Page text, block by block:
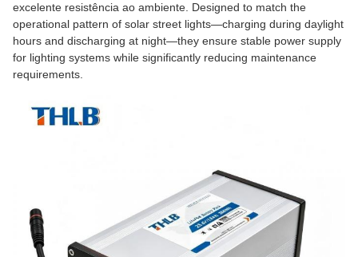
excelente resistência ao ambiente. Designed to match the
operational pattern of solar street lights—charging during daylight
hours and discharging at night—they ensure stable power supply
for lighting systems while significantly reducing maintenance
requirements.